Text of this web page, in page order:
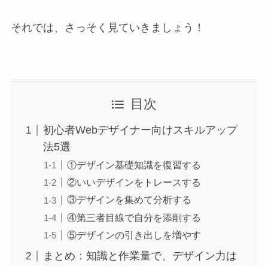
それでは、さっそく見ていきましょう！
目次
初心者Webデザイナー向けスキルアップ
法5選
①デザイン基礎知識を復習する
②いいデザインをトレースする
③デザインを集めて分析する
④第三者目線で自分を添削する
⑤デザインの引き出しを増やす
まとめ：知識と作業量で、デザイン力は